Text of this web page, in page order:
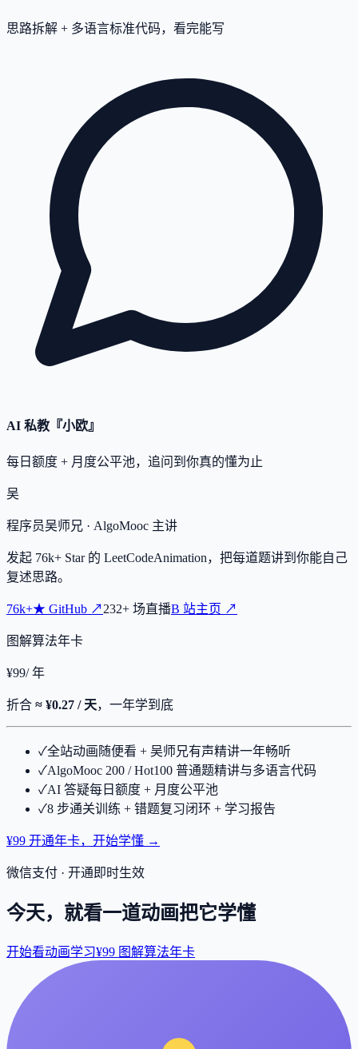
思路拆解 + 多语言标准代码，看完能写
AI 私教『小欧』
每日额度 + 月度公平池，追问到你真的懂为止
吴
程序员吴师兄 · AlgoMooc 主讲
发起 76k+ Star 的 LeetCodeAnimation，把每道题讲到你能自己
复述思路。
76k+★ GitHub ↗232+ 场直播B 站主页 ↗
图解算法年卡
¥99/ 年
折合 ≈ ¥0.27 / 天，一年学到底
✓全站动画随便看 + 吴师兄有声精讲一年畅听
✓AlgoMooc 200 / Hot100 普通题精讲与多语言代码
✓AI 答疑每日额度 + 月度公平池
✓8 步通关训练 + 错题复习闭环 + 学习报告
¥99 开通年卡，开始学懂 →
微信支付 · 开通即时生效
今天，就看一道动画把它学懂
开始看动画学习¥99 图解算法年卡